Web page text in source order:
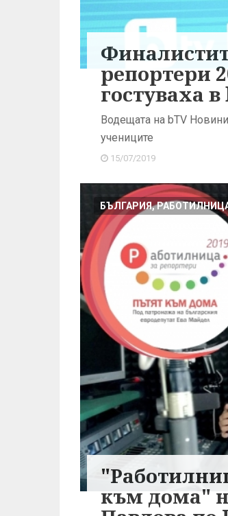
репортери
гостуваха в
Водещата на bTV
учениците
15/07/2019
БЪЛГАРИЯ,
към дома"